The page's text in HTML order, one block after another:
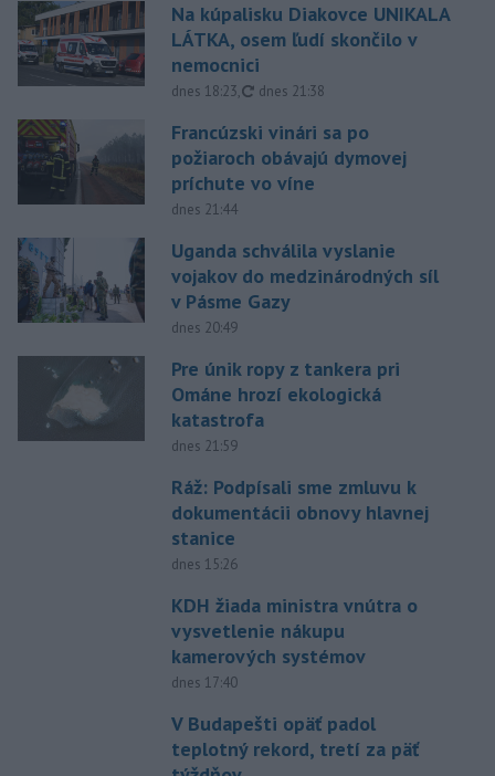
Na kúpalisku Diakovce UNIKALA
LÁTKA, osem ľudí skončilo v
nemocnici
dnes 18:23, aktualizované
dnes 21:38
Francúzski vinári sa po
požiaroch obávajú dymovej
príchute vo víne
dnes 21:44
Uganda schválila vyslanie
vojakov do medzinárodných síl
v Pásme Gazy
dnes 20:49
Pre únik ropy z tankera pri
Ománe hrozí ekologická
katastrofa
dnes 21:59
Ráž: Podpísali sme zmluvu k
dokumentácii obnovy hlavnej
stanice
dnes 15:26
KDH žiada ministra vnútra o
vysvetlenie nákupu
kamerových systémov
dnes 17:40
V Budapešti opäť padol
teplotný rekord, tretí za päť